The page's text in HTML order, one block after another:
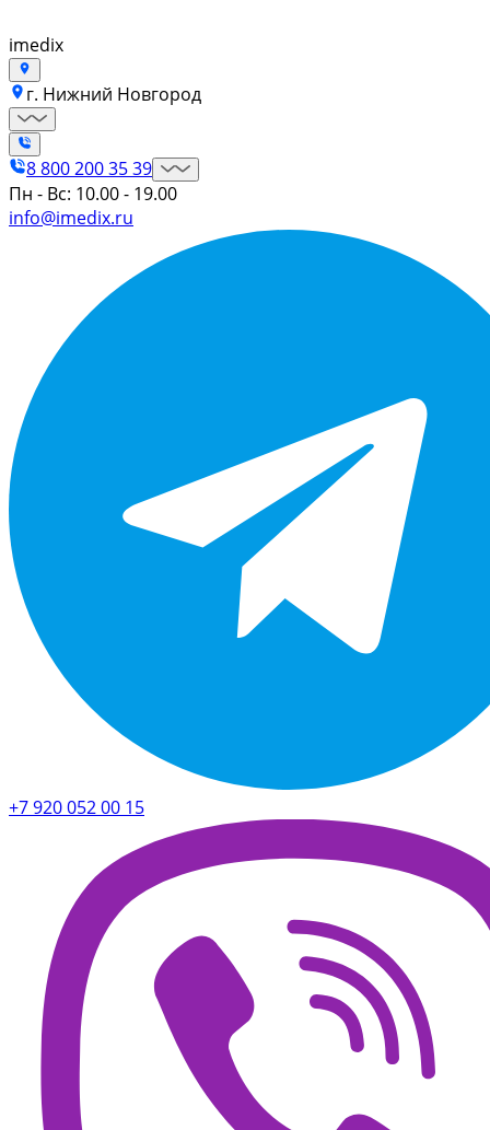
imedix
г. Нижний Новгород
8 800 200 35 39
Пн - Вс: 10.00 - 19.00
info@imedix.ru
+7 920 052 00 15